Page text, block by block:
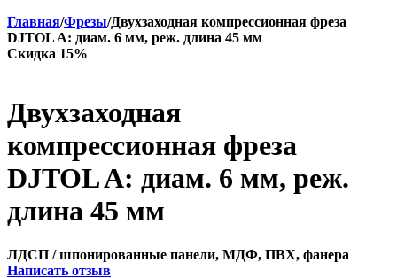
Главная/Фрезы/Двухзаходная компрессионная фреза
DJTOL A: диам. 6 мм, реж. длина 45 мм
Скидка 15%
Двухзаходная
компрессионная фреза
DJTOL A: диам. 6 мм, реж.
длина 45 мм
ЛДСП / шпонированные панели, МДФ, ПВХ, фанера
Написать отзыв